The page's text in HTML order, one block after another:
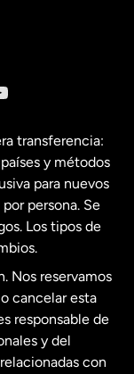
transferencia:
y métodos
para nuevos
persona. Se
Los tipos de
Nos reservamos
cancelar esta
responsable de
y del
con